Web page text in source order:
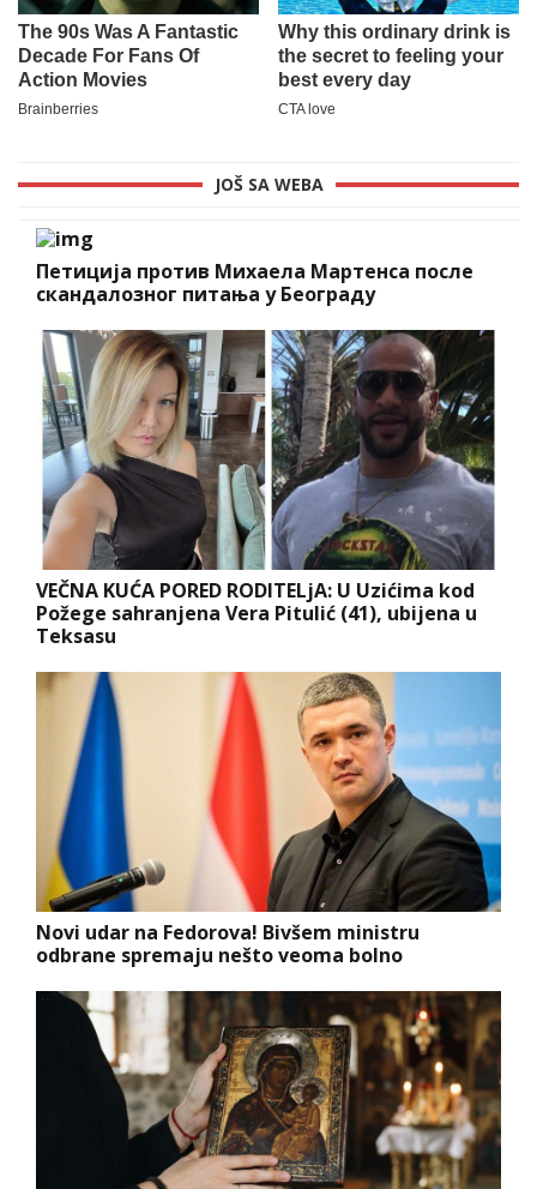
JOŠ SA WEBA
Петиција против Михаела Мартенса после
скандалозног питања у Београду
VEČNA KUĆA PORED RODITELjA: U Uzićima kod
Požege sahranjena Vera Pitulić (41), ubijena u
Teksasu
Novi udar na Fedorova! Bivšem ministru
odbrane spremaju nešto veoma bolno